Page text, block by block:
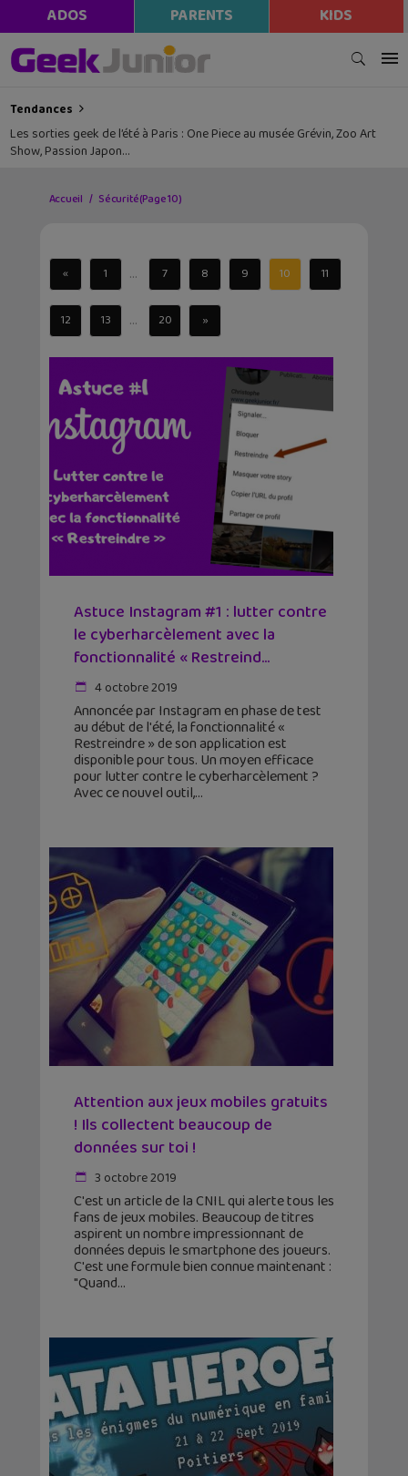
ADOS PARENTS KIDS
Tendances
Les sorties geek de l’été à Paris : One Piece au musée Grévin, Zoo Art
Show, Passion Japon…
Accueil Sécurité(Page 10)
« 1 ... 7 8 9 10 11
12 13 ... 20 »
Astuce Instagram #1 : lutter contre
le cyberharcèlement avec la
fonctionnalité « Restreind...
4 octobre 2019
Annoncée par Instagram en phase de test
au début de l'été, la fonctionnalité «
Restreindre » de son application est
disponible pour tous. Un moyen efficace
pour lutter contre le cyberharcèlement ?
Avec ce nouvel outil,
Attention aux jeux mobiles gratuits
! Ils collectent beaucoup de
données sur toi !
3 octobre 2019
C'est un article de la CNIL qui alerte tous les
fans de jeux mobiles. Beaucoup de titres
aspirent un nombre impressionnant de
données depuis le smartphone des joueurs.
C'est une formule bien connue maintenant :
"Quand